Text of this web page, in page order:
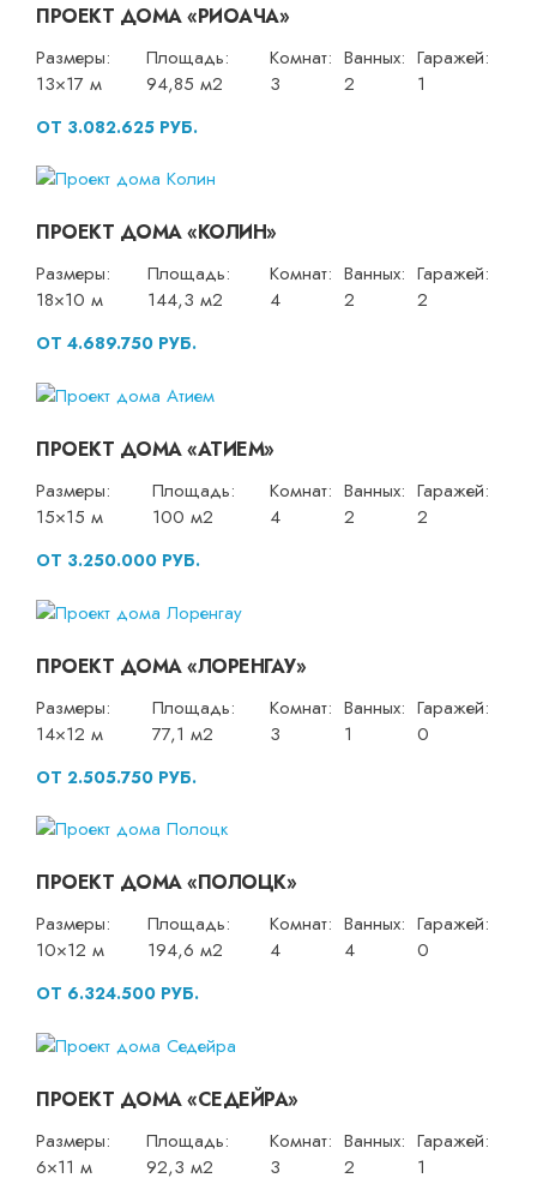
ПРОЕКТ ДОМА «РИОАЧА»
Размеры:
13×17 м
Площадь:
94,85 м2
Комнат:
3
Ванных:
2
Гаражей:
1
ОТ 3.082.625 РУБ.
ПРОЕКТ ДОМА «КОЛИН»
Размеры:
18×10 м
Площадь:
144,3 м2
Комнат:
4
Ванных:
2
Гаражей:
2
ОТ 4.689.750 РУБ.
ПРОЕКТ ДОМА «АТИЕМ»
Размеры:
15×15 м
Площадь:
100 м2
Комнат:
4
Ванных:
2
Гаражей:
2
ОТ 3.250.000 РУБ.
ПРОЕКТ ДОМА «ЛОРЕНГАУ»
Размеры:
14×12 м
Площадь:
77,1 м2
Комнат:
3
Ванных:
1
Гаражей:
0
ОТ 2.505.750 РУБ.
ПРОЕКТ ДОМА «ПОЛОЦК»
Размеры:
10×12 м
Площадь:
194,6 м2
Комнат:
4
Ванных:
4
Гаражей:
0
ОТ 6.324.500 РУБ.
ПРОЕКТ ДОМА «СЕДЕЙРА»
Размеры:
6×11 м
Площадь:
92,3 м2
Комнат:
3
Ванных:
2
Гаражей:
1